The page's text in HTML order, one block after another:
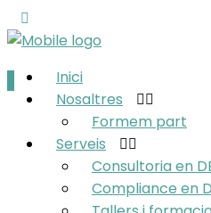
Inici
Nosaltres
Formem part
Serveis
Consultoria en
Compliance en